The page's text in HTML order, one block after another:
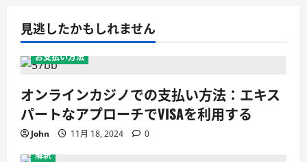
ン
ト
が
日
本
ン
ラ
イ
ン
ギ
ャ
見逃したかもしれません
お支払い方法
オンラインカジノでの支払い方法：エキス
パートなアプローチでVISAを利用する
John 11月 18, 2024
0
解釈